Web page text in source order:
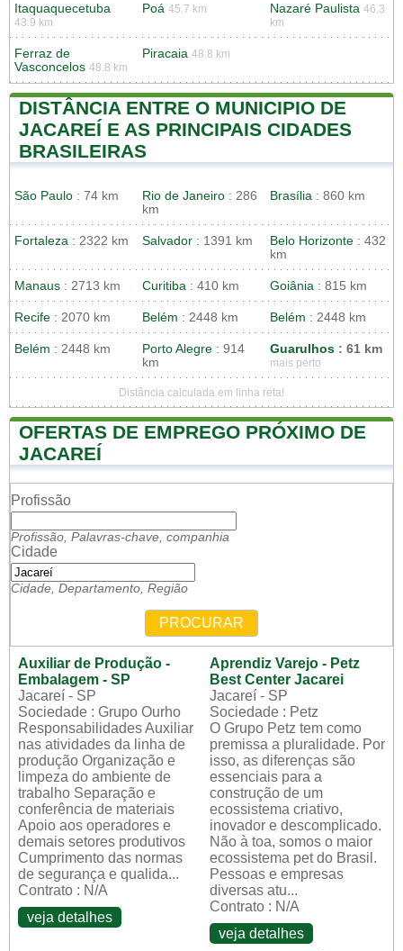
Itaquaquecetuba
43.9 km
Poá 45.7 km Nazaré Paulista 46.3
km
Ferraz de
Vasconcelos 48.8 km
Piracaia 48.8 km
DISTÂNCIA ENTRE O MUNICIPIO DE
JACAREÍ E AS PRINCIPAIS CIDADES
BRASILEIRAS
São Paulo : 74 km Rio de Janeiro : 286
km
Brasília : 860 km
Fortaleza : 2322 km Salvador : 1391 km Belo Horizonte : 432
km
Manaus : 2713 km Curitiba : 410 km Goiânia : 815 km
Recife : 2070 km Belém : 2448 km Belém : 2448 km
Belém : 2448 km Porto Alegre : 914
km
Guarulhos : 61 km
mais perto
Distância calculada em linha reta!
OFERTAS DE EMPREGO PRÓXIMO DE
JACAREÍ
Profissão
Profissão, Palavras-chave, companhia
Cidade
Cidade, Departamento, Região
PROCURAR
Auxiliar de Produção -
Embalagem - SP
Jacareí - SP
Sociedade : Grupo Ourho
Responsabilidades Auxiliar
nas atividades da linha de
produção Organização e
limpeza do ambiente de
trabalho Separação e
conferência de materiais
Apoio aos operadores e
demais setores produtivos
Cumprimento das normas
de segurança e qualida...
Contrato : N/A
veja detalhes
Aprendiz Varejo - Petz
Best Center Jacarei
Jacareí - SP
Sociedade : Petz
O Grupo Petz tem como
premissa a pluralidade. Por
isso, as diferenças são
essenciais para a
construção de um
ecossistema criativo,
inovador e descomplicado.
Não à toa, somos o maior
ecossistema pet do Brasil.
Pessoas e empresas
diversas atu...
Contrato : N/A
veja detalhes